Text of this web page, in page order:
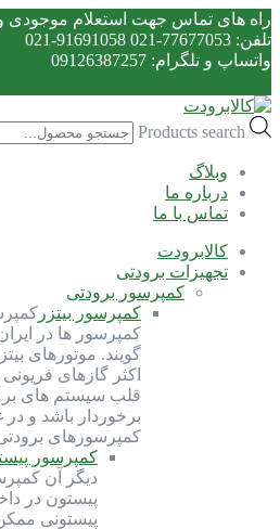
راه های تماس جهت استعلام موجودی
تلفن: 77677053-021 91691058-021
واتساپ و تلگرام: 09126387257
Products search
وبلاگ
درباره ما
تماس با ما
کالابرودت
تجهیزات برودتی
کمپرسور برودتی
کمپرسور بیتزر
کمپرسور ها در
گویند. موتورهای
اکثر گازهای
قلب سیستم های
برخوردار باشد و
کمپرسورهای
کمپرسور
دیگر آن
پیستون در